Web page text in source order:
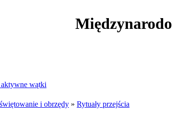
wątki
i obrzędy » Rytuały przejścia